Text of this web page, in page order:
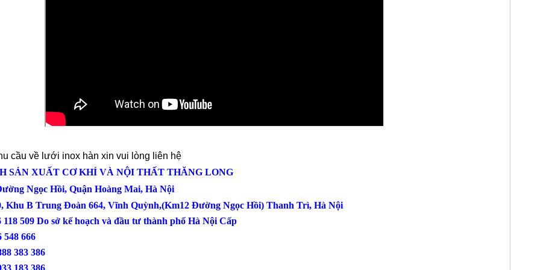
cầu về lưới inox hàn xin vui lòng liên hệ
SẢN XUẤT CƠ KHÍ VÀ NỘI THẤT THĂNG LONG
Ngọc Hồi, Quận Hoàng Mai, Hà Nội
Khu B Trung Đoàn 664, Vĩnh Quỳnh,(Km12 Đường Ngọc Hồi) Thanh Trì, Hà Nội
118 509 Do sở kế hoạch và đầu tư thành phố Hà Nội Cấp
548 666
383 386
183 386